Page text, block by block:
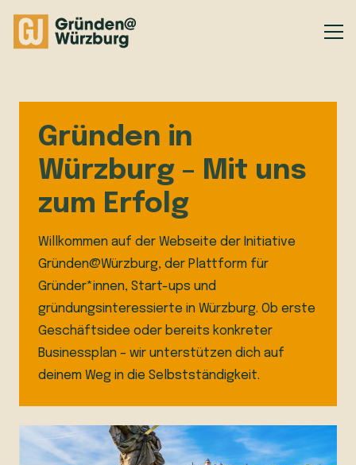
Gründen in
Würzburg – Mit uns
zum Erfolg
Willkommen auf der Webseite der Initiative
Gründen@Würzburg, der Plattform für
Gründer*innen, Start-ups und
gründungsinteressierte in Würzburg. Ob erste
Geschäftsidee oder bereits konkreter
Businessplan – wir unterstützen dich auf
deinem Weg in die Selbstständigkeit.